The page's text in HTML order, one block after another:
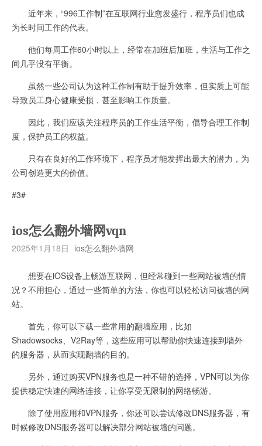
近年来，“996工作制”在互联网行业愈发盛行，程序员们也成
为长时间工作的代表。
他们每周工作60小时以上，经常在加班后加班，生活与工作之
间几乎没有平衡。
虽然一些公司认为这种工作制有助于提升效率，但实质上可能
导致员工身心健康受损，甚至影响工作质量。
因此，我们应该关注程序员的工作生活平衡，倡导合理工作制
度，保护员工的权益。
只有在良好的工作环境下，程序员才能发挥出最大的潜力，为
公司创造更大的价值。
#3#
ios怎么翻外墙网vqn
2025年1月18日 ios怎么翻外墙网
想要在iOS设备上畅游互联网，但经常碰到一些网站被墙的情
况？不用担心，通过一些简单的方法，你也可以轻松访问被墙的网
站。
首先，你可以下载一些常用的翻墙应用，比如
Shadowsocks、V2Ray等，这些应用可以帮助你快速连接到墙外
的服务器，从而实现翻墙的目的。
另外，通过购买VPN服务也是一种不错的选择，VPN可以为你
提供稳定快速的网络连接，让你享受无限制的网络畅游。
除了使用应用和VPN服务，你还可以尝试修改DNS服务器，有
时候修改DNS服务器可以解决部分网站被墙的问题。